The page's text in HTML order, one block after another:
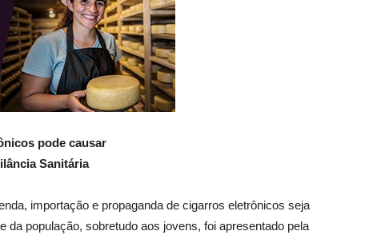
pode causar
Sanitária
importação e propaganda de cigarros eletrônicos seja
população, sobretudo aos jovens, foi apresentado pela